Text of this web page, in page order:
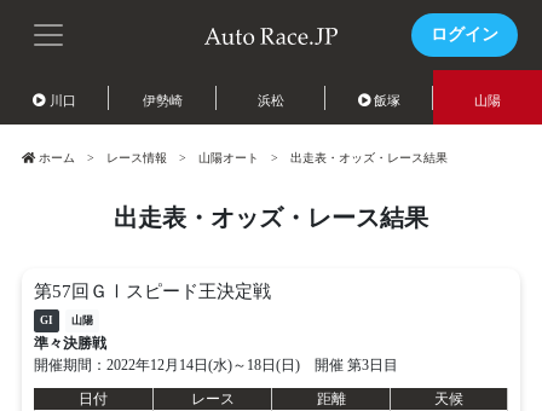
ログイン
川口 伊勢崎 浜松 飯塚 山陽
ホーム レース情報 山陽オート 出走表・オッズ・レース結果
出走表・オッズ・レース結果
第57回ＧⅠスピード王決定戦
GI 山陽
準々決勝戦
開催期間：2022年12月14日(水)～18日(日) 開催 第3日目
日付
レース 距離
天候